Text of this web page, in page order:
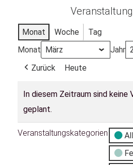
Monat Woche
Tag
Monat
Jahr
Zurück
Heute
In diesem Zeitraum sind keine
geplant.
Veranstaltungskategorien